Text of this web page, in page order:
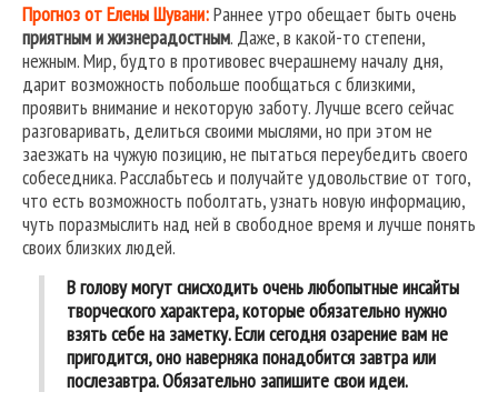
Прогноз от Елены Шувани:Раннее утро обещает быть очень
приятным и жизнерадостным. Даже, в какой-то степени,
нежным. Мир, будто в противовес вчерашнему началу дня,
дарит возможность побольше пообщаться с близкими,
проявить внимание и некоторую заботу. Лучше всего сейчас
разговаривать, делиться своими мыслями, но при этом не
заезжать на чужую позицию, не пытаться переубедить своего
собеседника. Расслабьтесь и получайте удовольствие от того,
что есть возможность поболтать, узнать новую информацию,
чуть поразмыслить над ней в свободное время и лучше понять
своих близких людей.
В голову могут снисходить очень любопытные инсайты
творческого характера, которые обязательно нужно
взять себе на заметку. Если сегодня озарение вам не
пригодится, оно наверняка понадобится завтра или
послезавтра. Обязательно запишите свои идеи.